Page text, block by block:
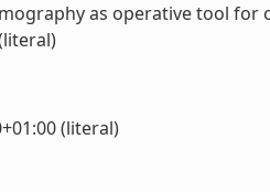
as operative tool
(literal)